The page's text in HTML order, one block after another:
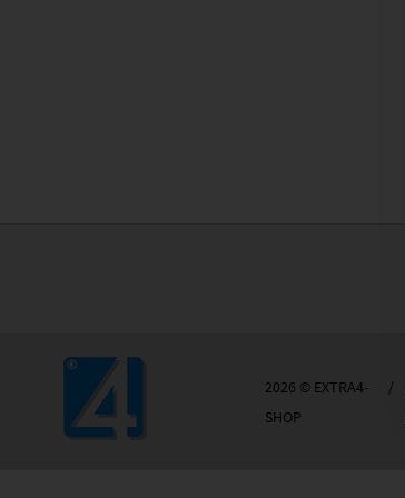
2026 © EXTRA4-
SHOP
/